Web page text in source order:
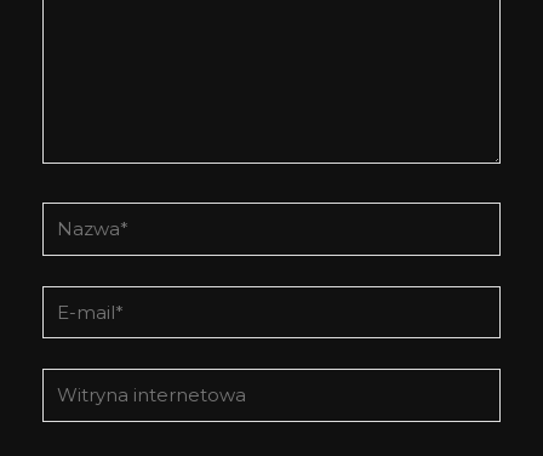
Nazwa*
E-
mail*
Witryna
internetowa